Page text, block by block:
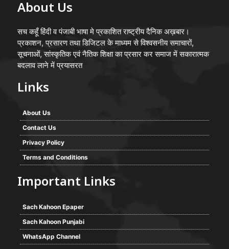
About Us
सच कहूँ हिंदी व पंजाबी भाषा मे प्रकाशित राष्ट्रीय दैनिक अख़बार।
प्रकाशन, प्रसारण तथा डिजिटल के माध्यम से विश्वसनीय समाचारों,
सूचनाओं, सांस्कृतिक एवं नैतिक शिक्षा का प्रसार कर समाज में सकारात्मक
बदलाव लाने में प्रयासरत
Links
About Us
Contact Us
Privacy Policy
Terms and Conditions
Important Links
Sach Kahoon Epaper
Sach Kahoon Punjabi
WhatsApp Channel